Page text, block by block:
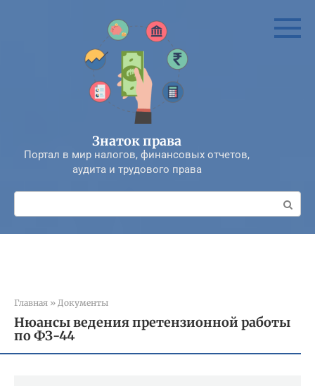
Знаток права
Портал в мир налогов, финансовых отчетов,
аудита и трудового права
Поиск:
Главная » Документы
Нюансы ведения претензионной работы
по ФЗ-44